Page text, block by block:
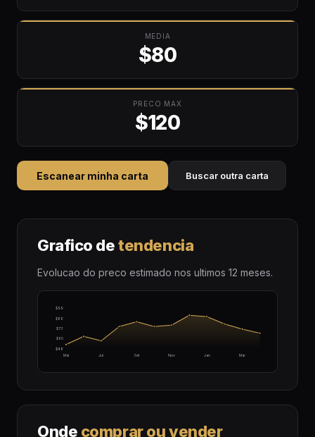
MEDIA
$80
PRECO MAX
$120
Escanear minha carta Buscar outra carta
Grafico detendencia
Evolucao do preco estimado nos ultimos 12 meses.
$48
$60
$73
$86
$99
Mai Jul Set Nov Jan Mar
Onde comprar ou vender